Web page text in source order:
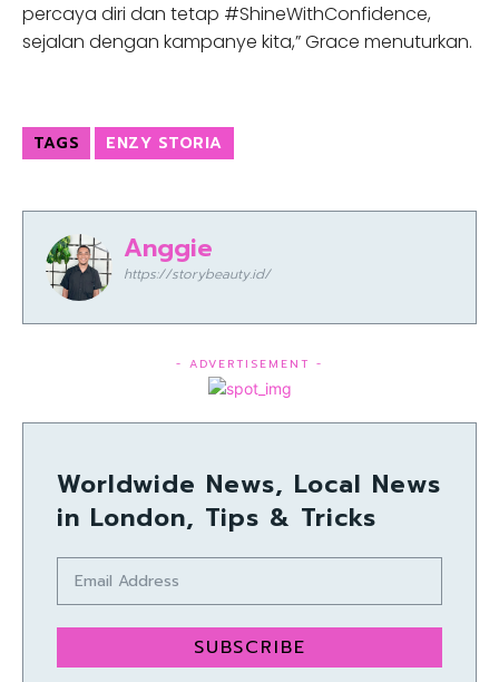
percaya diri dan tetap #ShineWithConfidence,
sejalan dengan kampanye kita,” Grace menuturkan.
TAGS ENZY STORIA
Anggie
https://storybeauty.id/
- ADVERTISEMENT -
Worldwide News, Local News
in London, Tips & Tricks
SUBSCRIBE